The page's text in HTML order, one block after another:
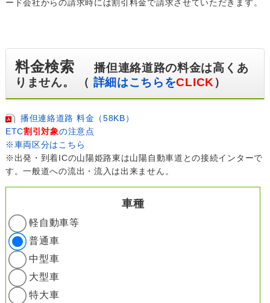
ード会社からの請求時には割引料金で請求させていただきます。
料金検索播但連絡道路の料金は高くあ
りません。 （ 詳細はこちらをCLICK ）
播但連絡道路 料金（58KB）
ETC割引対象の注意点
※車両区分はこちら
※出発・到着ICの山陽姫路東は山陽自動車道との接続インターで
す。一般道への流出・流入は出来ません。
車種
軽自動車等
普通車
中型車
大型車
特大車